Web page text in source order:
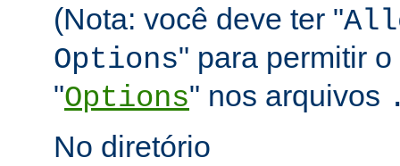
(Nota: você deve ter "
Options" para permitir
"Options" nos arquivos
No diretório